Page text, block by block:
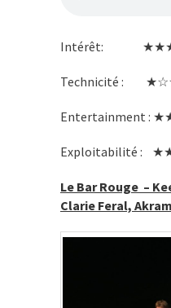
Intérêt:
Technicité :
Entertainment :
Exploitabilité :
Le Bar Rouge –
Clarie Feral,